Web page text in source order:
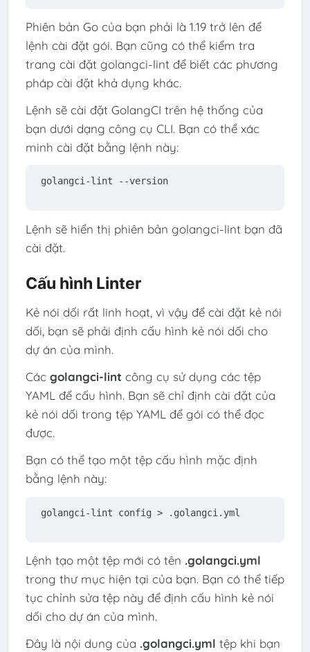
Phiên bản Go của bạn phải là 1.19 trở lên để
lệnh cài đặt gói. Bạn cũng có thể kiểm tra
trang cài đặt golangci-lint để biết các phương
pháp cài đặt khả dụng khác.
Lệnh sẽ cài đặt GolangCI trên hệ thống của
bạn dưới dạng công cụ CLI. Bạn có thể xác
minh cài đặt bằng lệnh này:
golangci-lint --version
Lệnh sẽ hiển thị phiên bản golangci-lint bạn đã
cài đặt.
Cấu hình Linter
Kẻ nói dối rất linh hoạt, vì vậy để cài đặt kẻ nói
dối, bạn sẽ phải định cấu hình kẻ nói dối cho
dự án của mình.
Các golangci-lint công cụ sử dụng các tệp
YAML để cấu hình. Bạn sẽ chỉ định cài đặt của
kẻ nói dối trong tệp YAML để gói có thể đọc
được.
Bạn có thể tạo một tệp cấu hình mặc định
bằng lệnh này:
golangci-lint config > .golangci.yml
Lệnh tạo một tệp mới có tên .golangci.yml
trong thư mục hiện tại của bạn. Bạn có thể tiếp
tục chỉnh sửa tệp này để định cấu hình kẻ nói
dối cho dự án của mình.
Đây là nội dung của .golangci.yml tệp khi bạn